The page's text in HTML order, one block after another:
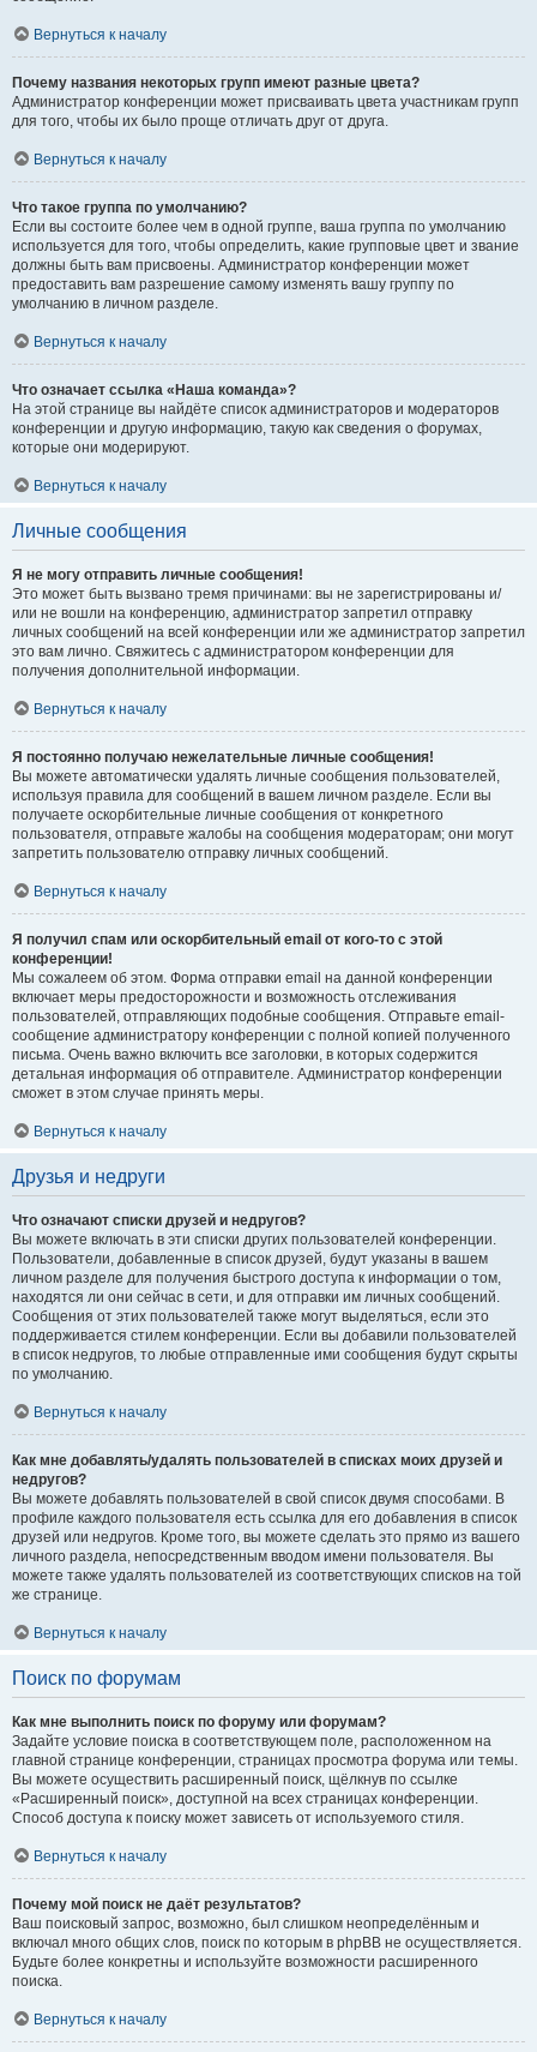
Вернуться к началу
Почему названия некоторых групп имеют разные цвета?
Администратор конференции может присваивать цвета участникам групп
для того, чтобы их было проще отличать друг от друга.
Вернуться к началу
Что такое группа по умолчанию?
Если вы состоите более чем в одной группе, ваша группа по умолчанию
используется для того, чтобы определить, какие групповые цвет и звание
должны быть вам присвоены. Администратор конференции может
предоставить вам разрешение самому изменять вашу группу по
умолчанию в личном разделе.
Вернуться к началу
Что означает ссылка «Наша команда»?
На этой странице вы найдёте список администраторов и модераторов
конференции и другую информацию, такую как сведения о форумах,
которые они модерируют.
Вернуться к началу
Личные сообщения
Я не могу отправить личные сообщения!
Это может быть вызвано тремя причинами: вы не зарегистрированы и/
или не вошли на конференцию, администратор запретил отправку
личных сообщений на всей конференции или же администратор запретил
это вам лично. Свяжитесь с администратором конференции для
получения дополнительной информации.
Вернуться к началу
Я постоянно получаю нежелательные личные сообщения!
Вы можете автоматически удалять личные сообщения пользователей,
используя правила для сообщений в вашем личном разделе. Если вы
получаете оскорбительные личные сообщения от конкретного
пользователя, отправьте жалобы на сообщения модераторам; они могут
запретить пользователю отправку личных сообщений.
Вернуться к началу
Я получил спам или оскорбительный email от кого-то с этой
конференции!
Мы сожалеем об этом. Форма отправки email на данной конференции
включает меры предосторожности и возможность отслеживания
пользователей, отправляющих подобные сообщения. Отправьте email-
сообщение администратору конференции с полной копией полученного
письма. Очень важно включить все заголовки, в которых содержится
детальная информация об отправителе. Администратор конференции
сможет в этом случае принять меры.
Вернуться к началу
Друзья и недруги
Что означают списки друзей и недругов?
Вы можете включать в эти списки других пользователей конференции.
Пользователи, добавленные в список друзей, будут указаны в вашем
личном разделе для получения быстрого доступа к информации о том,
находятся ли они сейчас в сети, и для отправки им личных сообщений.
Сообщения от этих пользователей также могут выделяться, если это
поддерживается стилем конференции. Если вы добавили пользователей
в список недругов, то любые отправленные ими сообщения будут скрыты
по умолчанию.
Вернуться к началу
Как мне добавлять/удалять пользователей в списках моих друзей и
недругов?
Вы можете добавлять пользователей в свой список двумя способами. В
профиле каждого пользователя есть ссылка для его добавления в список
друзей или недругов. Кроме того, вы можете сделать это прямо из вашего
личного раздела, непосредственным вводом имени пользователя. Вы
можете также удалять пользователей из соответствующих списков на той
же странице.
Вернуться к началу
Поиск по форумам
Как мне выполнить поиск по форуму или форумам?
Задайте условие поиска в соответствующем поле, расположенном на
главной странице конференции, страницах просмотра форума или темы.
Вы можете осуществить расширенный поиск, щёлкнув по ссылке
«Расширенный поиск», доступной на всех страницах конференции.
Способ доступа к поиску может зависеть от используемого стиля.
Вернуться к началу
Почему мой поиск не даёт результатов?
Ваш поисковый запрос, возможно, был слишком неопределённым и
включал много общих слов, поиск по которым в phpBB не осуществляется.
Будьте более конкретны и используйте возможности расширенного
поиска.
Вернуться к началу